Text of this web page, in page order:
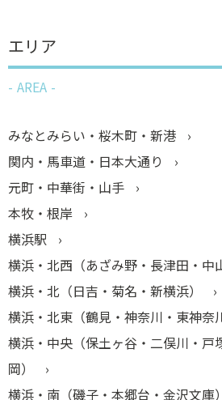
エリア
AREA
みなとみらい・桜木町・新港
関内・馬車道・日本大通り
元町・中華街・山手
本牧・根岸
横浜駅
横浜・北西（あざみ野・長津田・中
横浜・北（日吉・菊名・新横浜）
横浜・北東（鶴見・神奈川・東神奈
横浜・中央（保土ヶ谷・二俣川・戸
岡）
横浜・南（磯子・本郷台・金沢文庫）